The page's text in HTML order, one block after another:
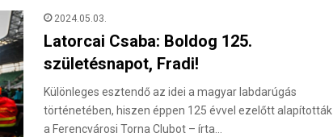
2024.05.03.
Latorcai Csaba: Boldog 125.
születésnapot, Fradi!
Különleges esztendő az idei a magyar labdarúgás
történetében, hiszen éppen 125 évvel ezelőtt alapították
a Ferencvárosi Torna Clubot – írta…